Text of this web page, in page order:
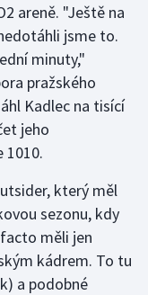
areně. "Ještě na
jsme to.
minuty,"
pražského
Kadlec na tisící
jeho
1010.
který měl
sezonu, kdy
měli jen
kádrem. To tu
a podobné